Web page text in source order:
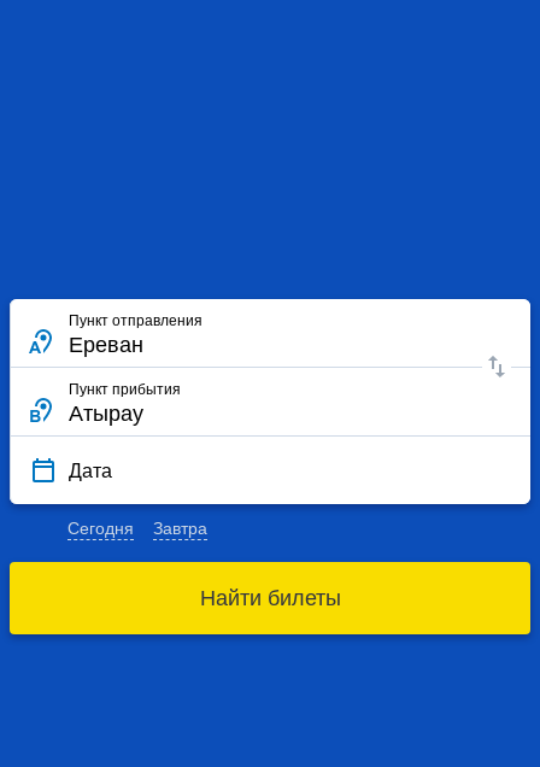
Пункт отправления
Пункт прибытия
Дата
Сегодня Завтра
Найти билеты